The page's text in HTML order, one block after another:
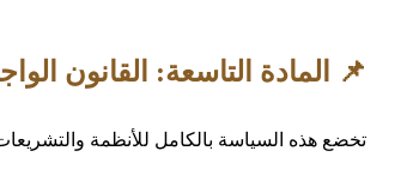
📌 المادة التاسعة: القانون
تخضع هذه السياسة بالكامل للأنظمة